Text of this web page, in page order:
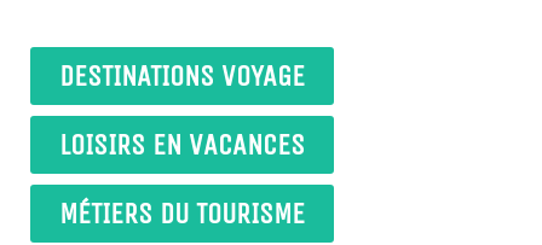
DESTINATIONS VOYAGE
LOISIRS EN VACANCES
MÉTIERS DU TOURISME